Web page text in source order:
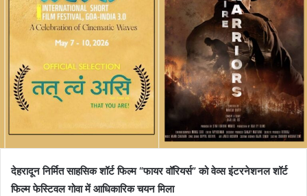
देहरादून निर्मित साहसिक शॉर्ट फिल्म “फायर वॉरियर्स” को वेव्स इंटरनेशनल शॉर्ट
फिल्म फेस्टिवल गोवा में आधिकारिक चयन मिला